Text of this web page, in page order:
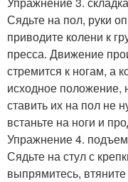
Сядьте на пол, руки
приводите колени к
пресса. Движение
стремится к ногам, а
исходное положение,
ставить их на пол не
встаньте на ноги и
Упражнение 4.
Сядьте на стул с
выпрямитесь,